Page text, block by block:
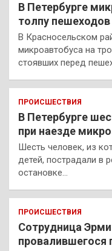
В Петербурге
толпу пешеходов
В Красносельском
микроавтобуса на
стоявших перед
ПРОИСШЕСТВИЯ
В Петербурге
при наезде
Шесть человек, из
детей, пострадали в
остановке…
ПРОИСШЕСТВИЯ
Сотрудница
провалившегося